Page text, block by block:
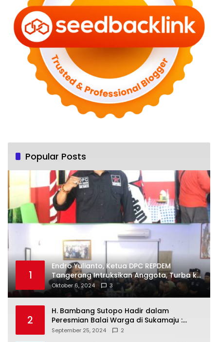
Popular Posts
1
Endro Yulianto, Ketua DPC REPDEM
Tangerang Intruksikan Anggota, Turba ke
Masyarakat Dan Jalani Apa Yang di
Putuskan RAKERCABSUS
Oktober 6, 2024 3
2
H. Bambang Sutopo Hadir dalam
Peresmian Balai Warga di Sukamaju :
Wadah Baru untuk Kolaborasi dan
September 25, 2024 2